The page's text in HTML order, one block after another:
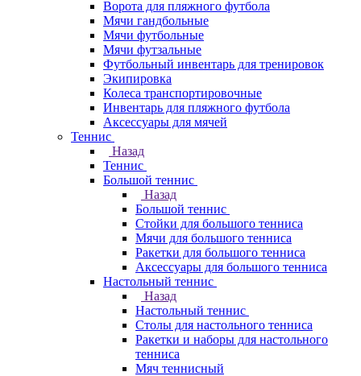
Ворота для пляжного футбола
Мячи гандбольные
Мячи футбольные
Мячи футзальные
Футбольный инвентарь для тренировок
Экипировка
Колеса транспортировочные
Инвентарь для пляжного футбола
Аксессуары для мячей
Теннис
Назад
Теннис
Большой теннис
Назад
Большой теннис
Стойки для большого тенниса
Мячи для большого тенниса
Ракетки для большого тенниса
Аксессуары для большого тенниса
Настольный теннис
Назад
Настольный теннис
Столы для настольного тенниса
Ракетки и наборы для настольного
тенниса
Мяч теннисный